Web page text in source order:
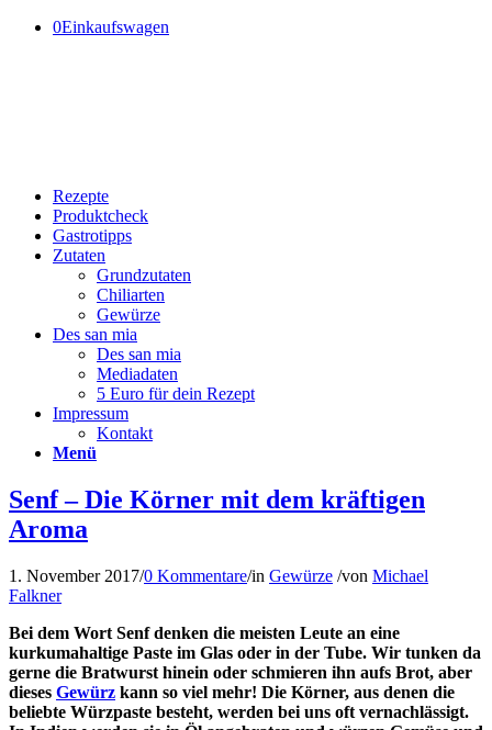
0Einkaufswagen
Rezepte
Produktcheck
Gastrotipps
Zutaten
Grundzutaten
Chiliarten
Gewürze
Des san mia
Des san mia
Mediadaten
5 Euro für dein Rezept
Impressum
Kontakt
Menü
Senf – Die Körner mit dem kräftigen
Aroma
1. November 2017/0 Kommentare/in Gewürze /von Michael
Falkner
Bei dem Wort Senf denken die meisten Leute an eine
kurkumahaltige Paste im Glas oder in der Tube. Wir tunken da
gerne die Bratwurst hinein oder schmieren ihn aufs Brot, aber
dieses Gewürz kann so viel mehr! Die Körner, aus denen die
beliebte Würzpaste besteht, werden bei uns oft vernachlässigt.